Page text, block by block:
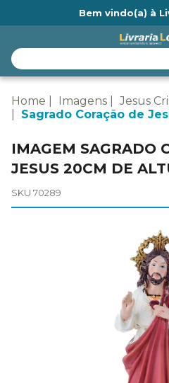
Bem vindo(a) à
Home Imagens
Jesus
Sagrado Coração de
IMAGEM SAGRADO
JESUS 20CM DE
SKU 70289